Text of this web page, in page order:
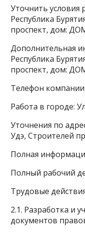
Уточнить условия
Республика
проспект, дом:
Дополнительная
Республика
проспект, дом:
Телефон
Работа в городе:
Уточнения по
Удэ, Строителей
Полная
Полный рабочий
Трудовые
2.1. Разработка и
документов